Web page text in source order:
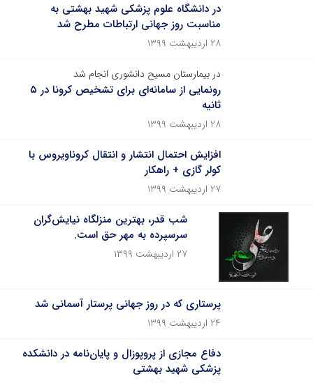
در دانشگاه علوم پزشکی شهید بهشتی به
مناسبت روز جهانی ارتباطات مطرح شد
۲۸ اردیبهشت ۱۳۹۹
در بیمارستان مسیح دانشوری انجام شد
رونمایی از سامانه‌ای برای تشخیص کرونا در ۵
ثانیه
۲۸ اردیبهشت ۱۳۹۹
افزایش احتمال انتشار و انتقال کروناویروس با
کولر گازی + راهکار
۲۷ اردیبهشت ۱۳۹۹
شب قدر، بهترین منزلگاه نیایش‌گران
سرسپرده به مهر حق است.
۲۷ اردیبهشت ۱۳۹۹
پرستاری که در روز جهانی پرستار آسمانی شد
۲۴ اردیبهشت ۱۳۹۹
دفاع مجازی از پروپوزال و پایان‌نامه‌ در دانشکده
پزشکی شهید بهشتی